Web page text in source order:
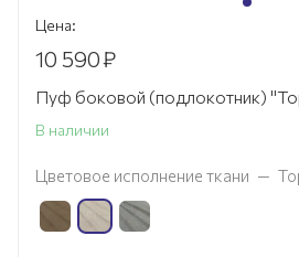
Цена:
10 590₽
Пуф боковой (подлокотник)
В наличии
Цветовое исполнение ткани —